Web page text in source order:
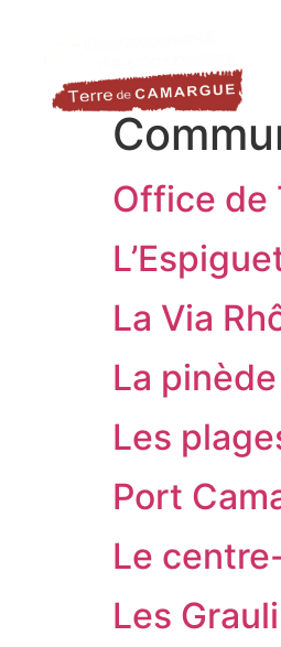
Office de
La Via
La
Les
Port
Le
Les